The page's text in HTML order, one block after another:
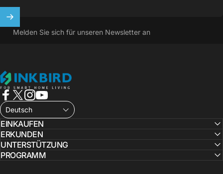
Melden Sie sich für unseren Newsletter an
INKBIRD
Facebook
X (Twitter)
Instagram
YouTube
Deutsch
EINKAUFEN
ERKUNDEN
UNTERSTÜTZUNG
PROGRAMM